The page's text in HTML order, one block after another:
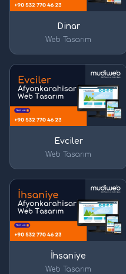
Dinar
Web Tasarım
Evciler
Web Tasarım
İhsaniye
Web Tasarım